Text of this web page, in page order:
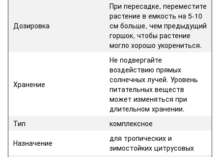
Дозировка
При пересадке, переместите
растение в емкость на 5-10
см больше, чем предыдущий
горшок, чтобы растение
могло хорошо укорениться.
Хранение
Не подвергайте
воздействию прямых
солнечных лучей. Уровень
питательных веществ
может изменяться при
длительном хранении.
Тип
комплексное
Назначение
для тропических и
зимостойких цитрусовых